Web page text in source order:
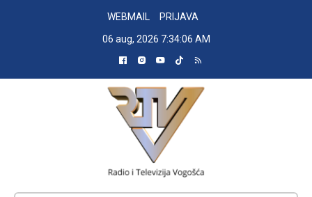
WEBMAIL
PRIJAVA
06 aug, 2026 7:34:07 AM